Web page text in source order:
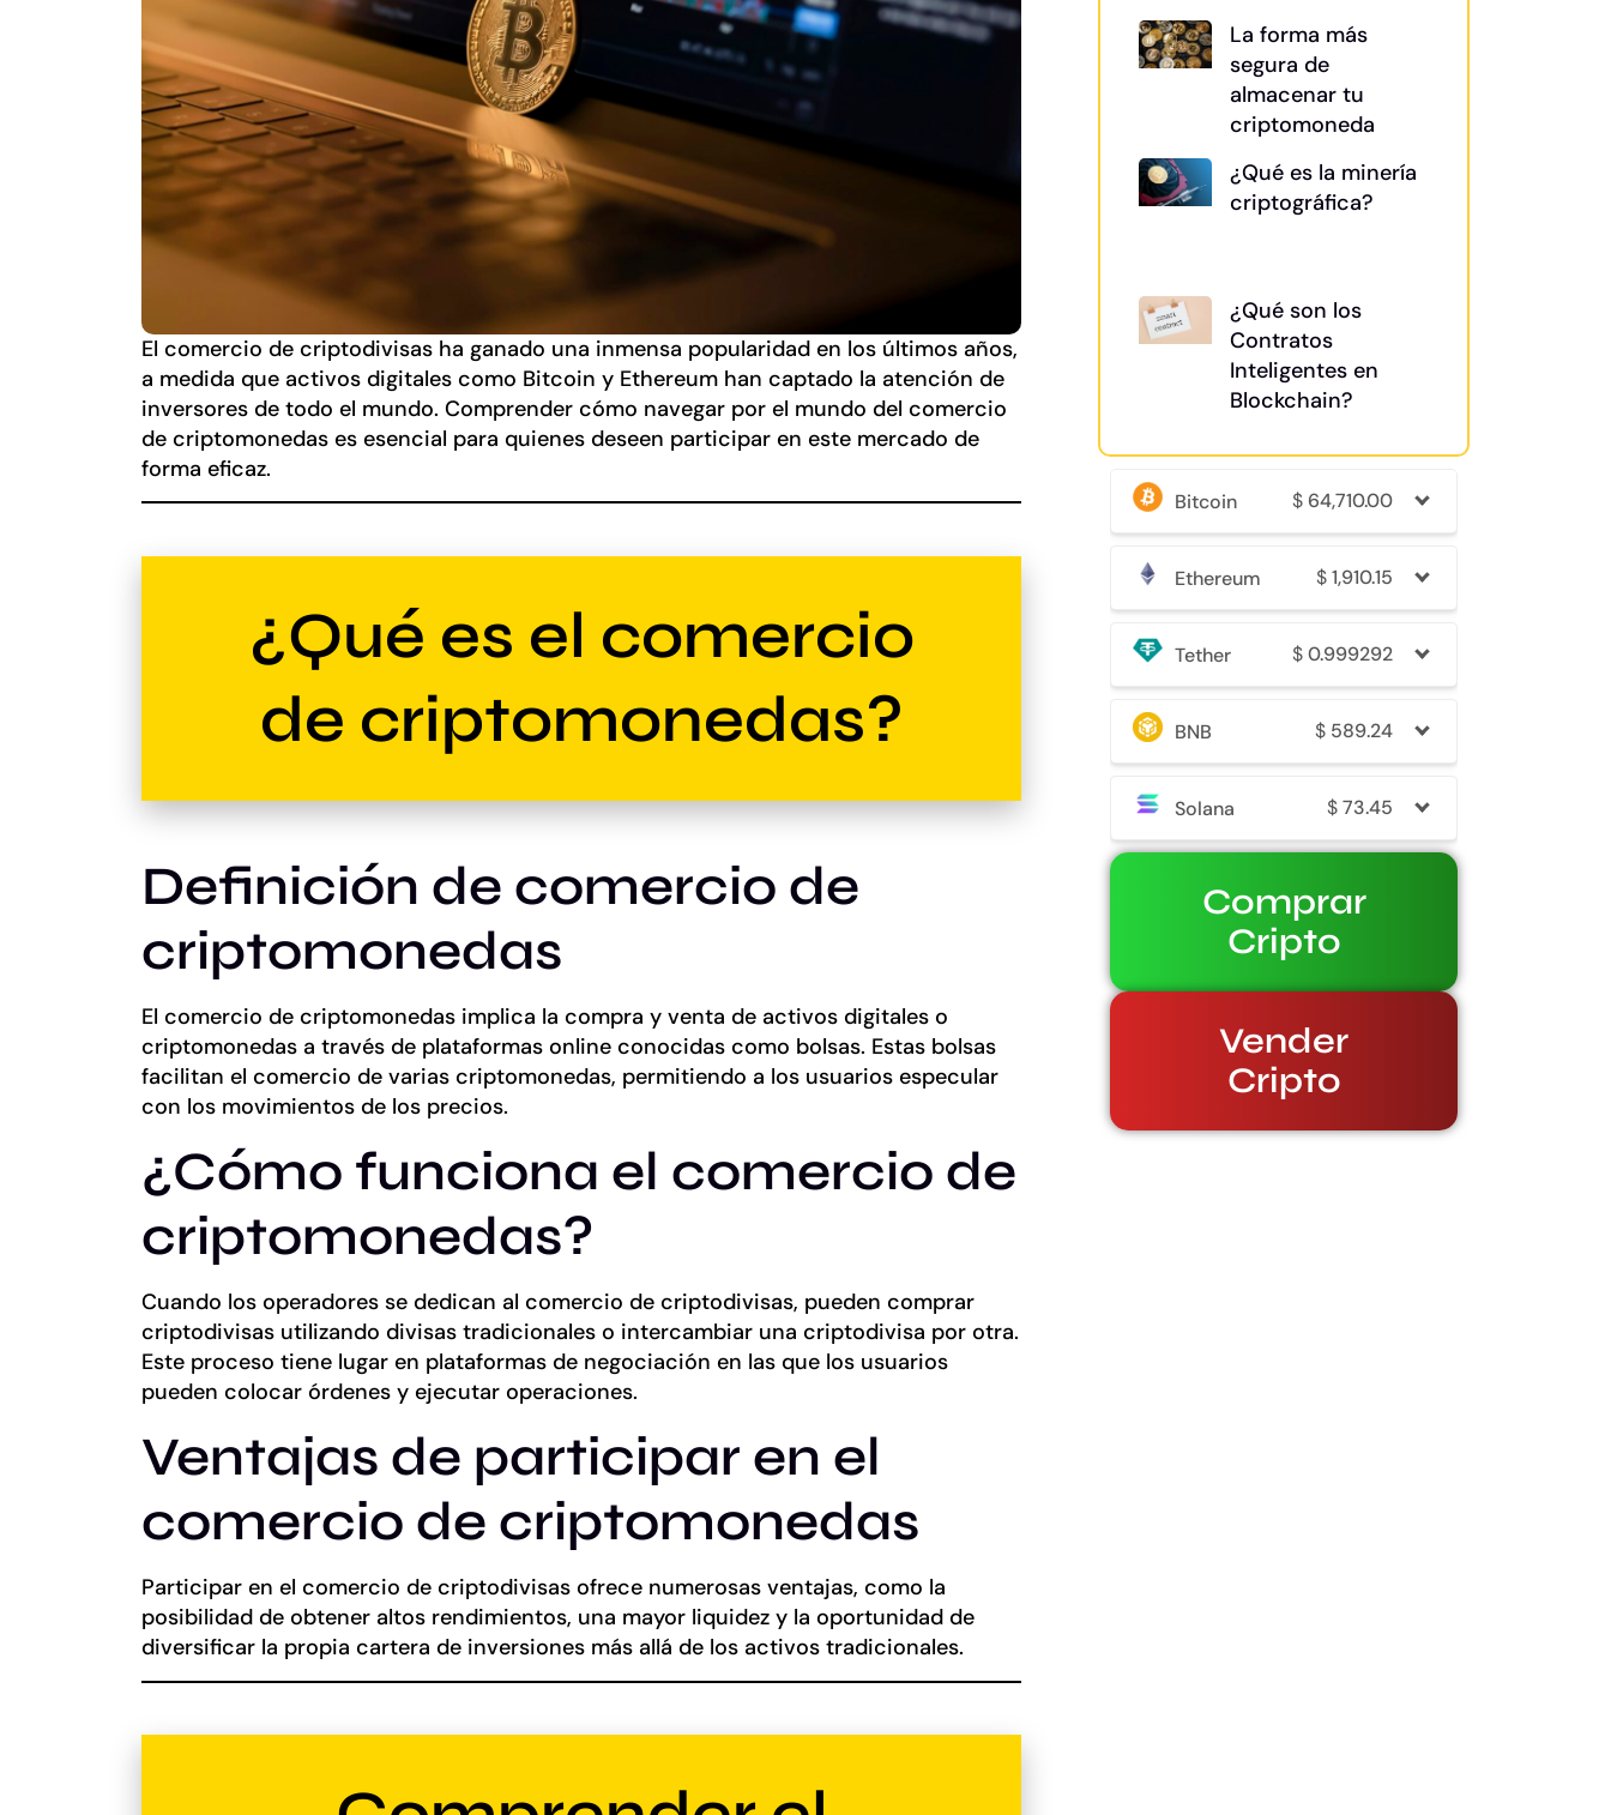
El comercio de criptodivisas ha ganado una inmensa popularidad en los últimos años,
a medida que activos digitales como Bitcoin y Ethereum han captado la atención de
inversores de todo el mundo. Comprender cómo navegar por el mundo del comercio
de criptomonedas es esencial para quienes deseen participar en este mercado de
forma eficaz.
¿Qué es el comercio
de criptomonedas?
Definición de comercio de
criptomonedas
El comercio de criptomonedas implica la compra y venta de activos digitales o
criptomonedas a través de plataformas online conocidas como bolsas. Estas bolsas
facilitan el comercio de varias criptomonedas, permitiendo a los usuarios especular
con los movimientos de los precios.
¿Cómo funciona el comercio de
criptomonedas?
Cuando los operadores se dedican al comercio de criptodivisas, pueden comprar
criptodivisas utilizando divisas tradicionales o intercambiar una criptodivisa por otra.
Este proceso tiene lugar en plataformas de negociación en las que los usuarios
pueden colocar órdenes y ejecutar operaciones.
Ventajas de participar en el
comercio de criptomonedas
Participar en el comercio de criptodivisas ofrece numerosas ventajas, como la
posibilidad de obtener altos rendimientos, una mayor liquidez y la oportunidad de
diversificar la propia cartera de inversiones más allá de los activos tradicionales.
La forma más
segura de
almacenar tu
criptomoneda
¿Qué es la minería
criptográfica?
¿Qué son los
Contratos
Inteligentes en
Blockchain?
Bitcoin $ 64,710.00
Ethereum $ 1,910.15
Tether $ 0.999292
BNB $ 589.24
Solana $ 73.45
Comprar
Cripto
Vender
Cripto